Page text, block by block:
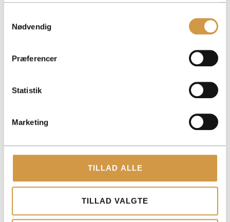
Nødvendig
Præferencer
Statistik
Marketing
TILLAD ALLE
TILLAD VALGTE
TOLDBODGADE 12, 3. 1253 KØBENHAVN K
PAPIRFABRIKKEN 52, 18, 3. 8600 SILKEBORG
+45 3014 8070
KONTAKT@ACCOUNTVIEW.DK
MAN-FRE: KL. 9 -15
YDELSER